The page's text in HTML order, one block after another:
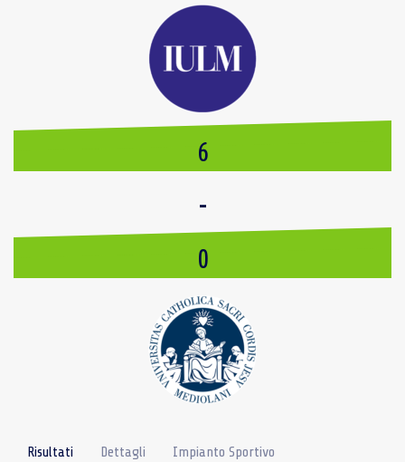
6
-
0
Risultati Dettagli Impianto Sportivo